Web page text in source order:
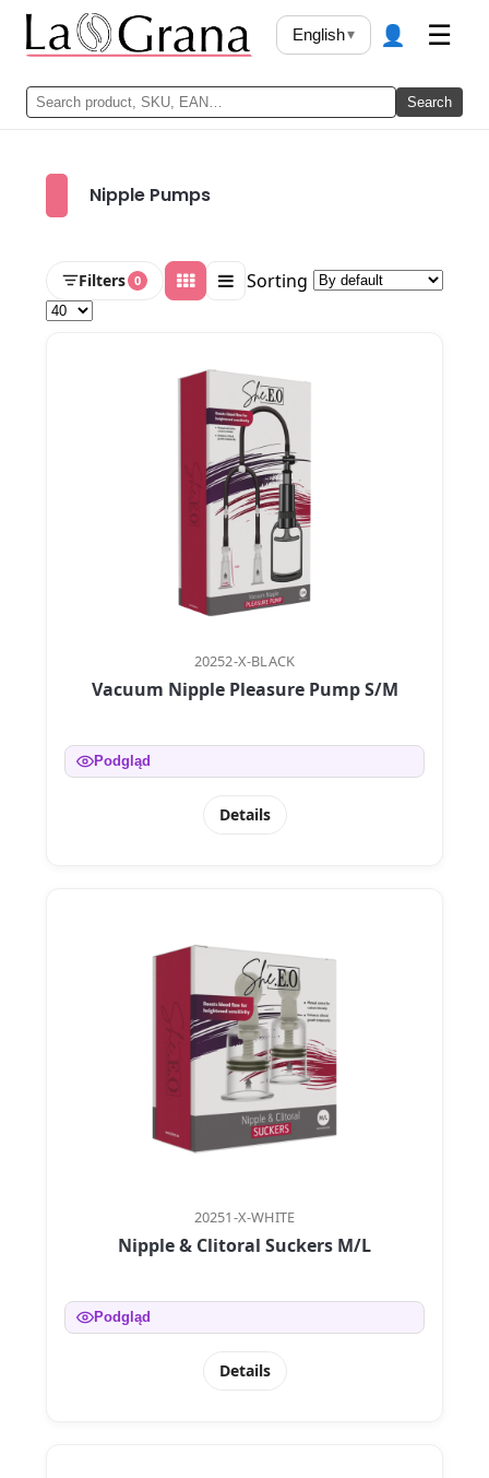
Search
English▾ 👤 ☰
Nipple Pumps
Filters 0 Sorting
20252-X-BLACK
Vacuum Nipple Pleasure Pump S/M
Podgląd
Details
20251-X-WHITE
Nipple & Clitoral Suckers M/L
Podgląd
Details